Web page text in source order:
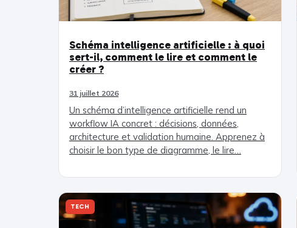
Schéma intelligence artificielle : à quoi
sert-il, comment le lire et comment le
créer ?
31 juillet 2026
Un schéma d’intelligence artificielle rend un
workflow IA concret : décisions, données,
architecture et validation humaine. Apprenez à
choisir le bon type de diagramme, le lire…
TECH